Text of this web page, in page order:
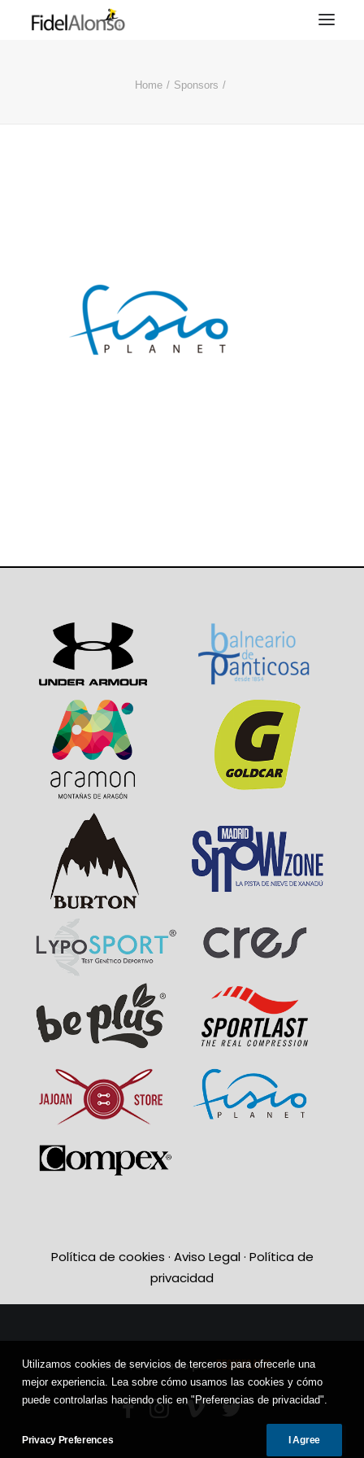
Home Sponsors
Política de cookies · Aviso Legal· Política de
privacidad
© 2018 |Diseñado porTECHNICAL10
Utilizamos cookies de servicios de terceros para ofrecerle una
mejor experiencia. Lea sobre cómo usamos las cookies y cómo
puede controlarlas haciendo clic en "Preferencias de privacidad".
Privacy Preferences I Agree